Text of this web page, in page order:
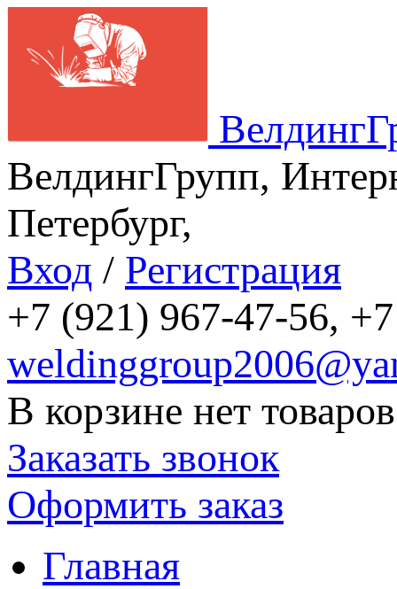
ВелдингГрупп,
Петербург,
Вход / Регистрация
+7 (921) 967-47-56,
В корзине нет товаров
Заказать звонок
Оформить заказ
Главная